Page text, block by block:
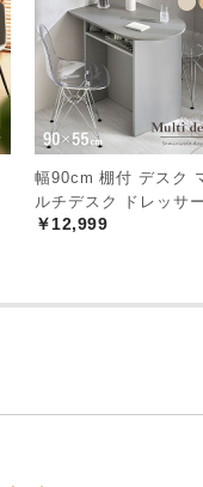
幅90cm 棚付 デスク
ルチデスク ドレッサー
￥12,999